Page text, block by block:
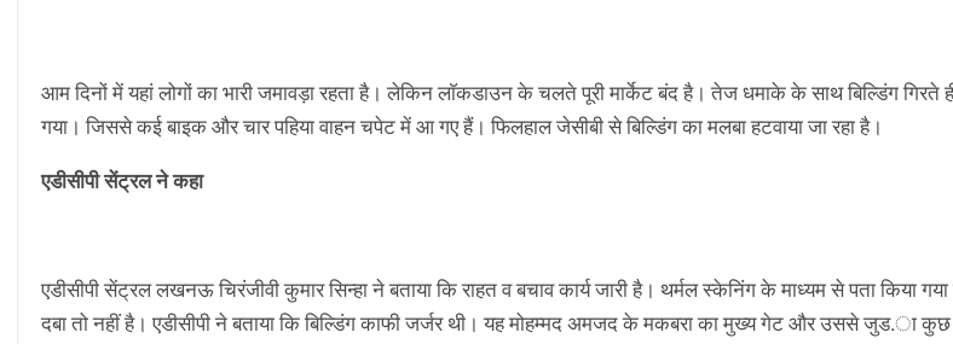
आम दिनों में यहां लोगों का भारी जमावड़ा रहता है। लेकिन लाॅकडाउन के चलते पूरी मार्केट बंद है। तेज धमाके के साथ बिल्डिंग
गया। जिससे कई बाइक और चार पहिया वाहन चपेट में आ गए हैं। फिलहाल जेसीबी से बिल्डिंग का मलबा हटवाया जा रहा है।
एडीसीपी सेंट्रल ने कहा
एडीसीपी सेंट्रल लखनऊ चिरंजीवी कुमार सिन्हा ने बताया कि राहत व बचाव कार्य जारी है। थर्मल स्केनिंग के माध्यम से पता किया
दबा तो नहीं है। एडीसीपी ने बताया कि बिल्डिंग काफी जर्जर थी। यह मोहम्मद अमजद के मकबरा का मुख्य गेट और उससे जुड.ा